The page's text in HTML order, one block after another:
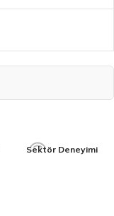
Sektör Deneyimi